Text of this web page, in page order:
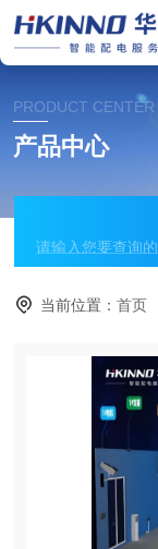
PRODUCT CENTER
产品中心
当前位置：首页